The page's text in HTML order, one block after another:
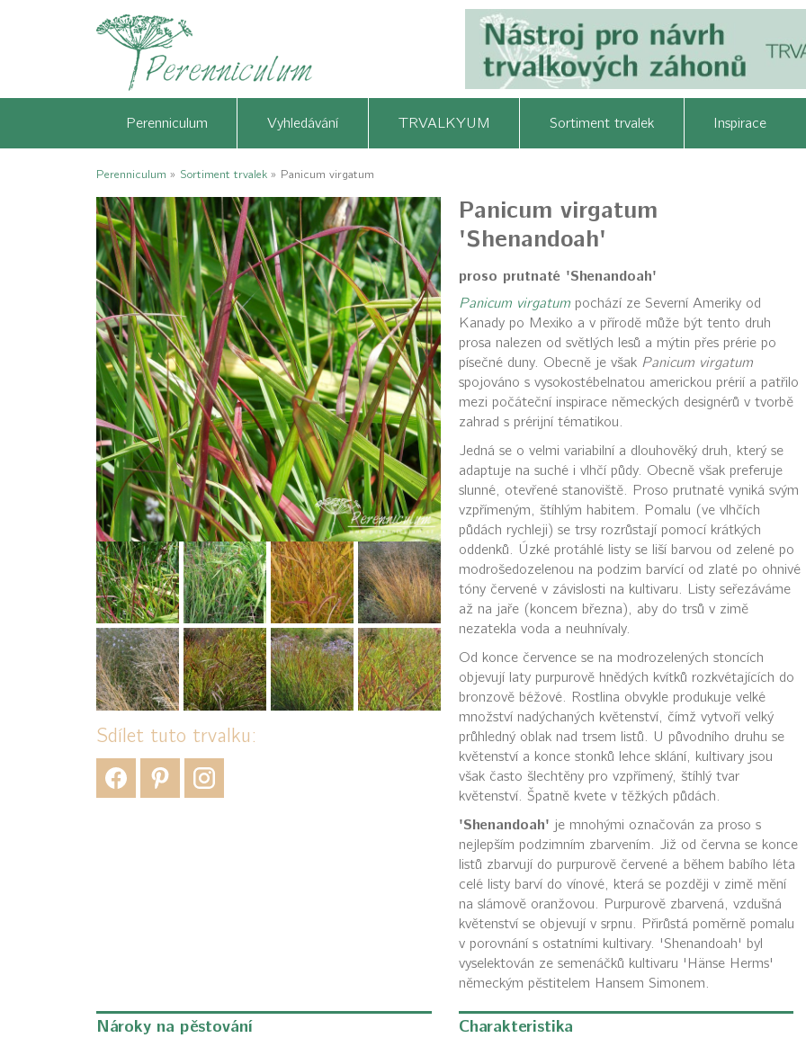
Perenniculum Vyhledávání TRVALKYUM Sortiment trvalek Inspirace
Perenniculum » Sortiment trvalek » Panicum virgatum
Sdílet tuto trvalku:
Panicum virgatum
'Shenandoah'
proso prutnaté 'Shenandoah'
Panicum virgatumpochází ze Severní Ameriky od
Kanady po Mexiko a v přírodě může být tento druh
prosa nalezen od světlých lesů a mýtin přes prérie po
písečné duny. Obecně je však Panicum virgatum
spojováno s vysokostébelnatou americkou prérií a patřilo
mezi počáteční inspirace německých designérů v tvorbě
zahrad s prérijní tématikou.
Jedná se o velmi variabilní a dlouhověký druh, který se
adaptuje na suché i vlhčí půdy. Obecně však preferuje
slunné, otevřené stanoviště. Proso prutnaté vyniká svým
vzpřímeným, štíhlým habitem. Pomalu (ve vlhčích
půdách rychleji) se trsy rozrůstají pomocí krátkých
oddenků. Úzké protáhlé listy se liší barvou od zelené po
modrošedozelenou na podzim barvící od zlaté po ohnivé
tóny červené v závislosti na kultivaru. Listy seřezáváme
až na jaře (koncem března), aby do trsů v zimě
nezatekla voda a neuhnívaly.
Od konce července se na modrozelených stoncích
objevují laty purpurově hnědých kvítků rozkvétajících do
bronzově béžové. Rostlina obvykle produkuje velké
množství nadýchaných květenství, čímž vytvoří velký
průhledný oblak nad trsem listů. U původního druhu se
květenství a konce stonků lehce sklání, kultivary jsou
však často šlechtěny pro vzpřímený, štíhlý tvar
květenství. Špatně kvete v těžkých půdách.
'Shenandoah' je mnohými označován za proso s
nejlepším podzimním zbarvením. Již od června se konce
listů zbarvují do purpurově červené a během babího léta
celé listy barví do vínové, která se později v zimě mění
na slámově oranžovou. Purpurově zbarvená, vzdušná
květenství se objevují v srpnu. Přirůstá poměrně pomalu
v porovnání s ostatními kultivary. 'Shenandoah' byl
vyselektován ze semenáčků kultivaru 'Hänse Herms'
německým pěstitelem Hansem Simonem.
Nároky na pěstování Charakteristika